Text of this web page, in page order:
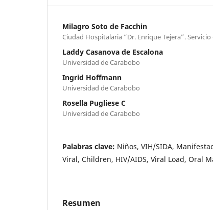
Milagro Soto de Facchin
Ciudad Hospitalaria “Dr. Enrique Tejera”.
Laddy Casanova de Escalona
Universidad de Carabobo
Ingrid Hoffmann
Universidad de Carabobo
Rosella Pugliese C
Universidad de Carabobo
Palabras clave: Niños, VIH/SIDA,
Viral, Children, HIV/AIDS, Viral Load, Oral
Resumen